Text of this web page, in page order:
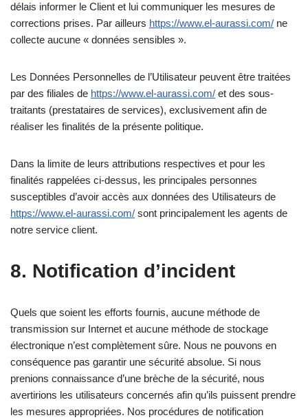
délais informer le Client et lui communiquer les mesures de
corrections prises. Par ailleurs https://www.el-aurassi.com/ ne
collecte aucune « données sensibles ».
Les Données Personnelles de l’Utilisateur peuvent être traitées
par des filiales de https://www.el-aurassi.com/ et des sous-
traitants (prestataires de services), exclusivement afin de
réaliser les finalités de la présente politique.
Dans la limite de leurs attributions respectives et pour les
finalités rappelées ci-dessus, les principales personnes
susceptibles d’avoir accès aux données des Utilisateurs de
https://www.el-aurassi.com/ sont principalement les agents de
notre service client.
8. Notification d’incident
Quels que soient les efforts fournis, aucune méthode de
transmission sur Internet et aucune méthode de stockage
électronique n’est complètement sûre. Nous ne pouvons en
conséquence pas garantir une sécurité absolue. Si nous
prenions connaissance d’une brèche de la sécurité, nous
avertirions les utilisateurs concernés afin qu’ils puissent prendre
les mesures appropriées. Nos procédures de notification